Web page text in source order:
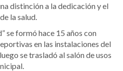
distinción a la dedicación y el
la salud.
se formó hace 15 años con
en las instalaciones del
se trasladó al salón de usos